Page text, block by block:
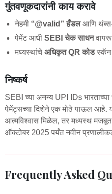
गुंतवणूकदारांनी काय करावे
नेहमी “@valid” हँडलआणि थंब्स-
पेमेंट आधी SEBI चेक साधन
मध्यस्थांचे अधिकृत QR कोडस्कॅन
निष्कर्ष
SEBI च्या अनन्य UPI IDs भारताच्या
पेमेंट्सच्या दिशेने एक मोठे पाऊल आहे.
आत्मविश्वास मिळेल, तर मध्यस्थ
ऑक्टोबर 2025 पर्यंत नवीन
Frequently Asked